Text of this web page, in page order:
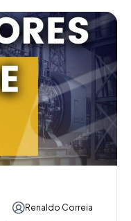
Renaldo Correia